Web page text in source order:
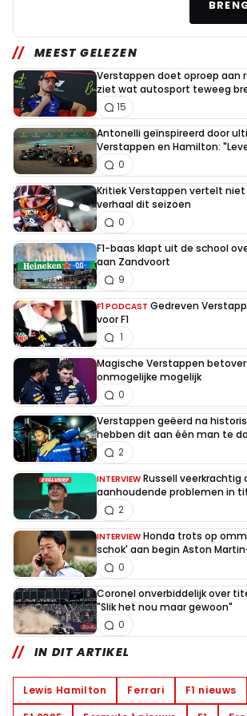
MEEST GELEZEN
Verstappen doet oproep aan
ziet wat autosport teweeg
15
Antonelli geïnspireerd door
Verstappen en Hamilton:
0
Kritiek Verstappen vertelt
verhaal dit seizoen
0
F1-baas klapt uit de school
aan Zandvoort
9
F1 PODCAST Gedreven
voor F1
1
Magische Verstappen
onmogelijke mogelijk
0
Verstappen geëerd na
hebben dit aan één man te
2
INTERVIEW Russell veerkrachtig
aanhoudende problemen in
2
INTERVIEW Honda trots op
schok' aan begin Aston
0
Coronel onverbiddelijk over
"Slik het nou maar gewoon"
0
IN DIT ARTIKEL
Lewis Hamilton Ferrari F1 nieuws